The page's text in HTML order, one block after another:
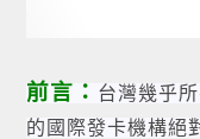
前言： 台灣幾乎
的國際發卡機構絕